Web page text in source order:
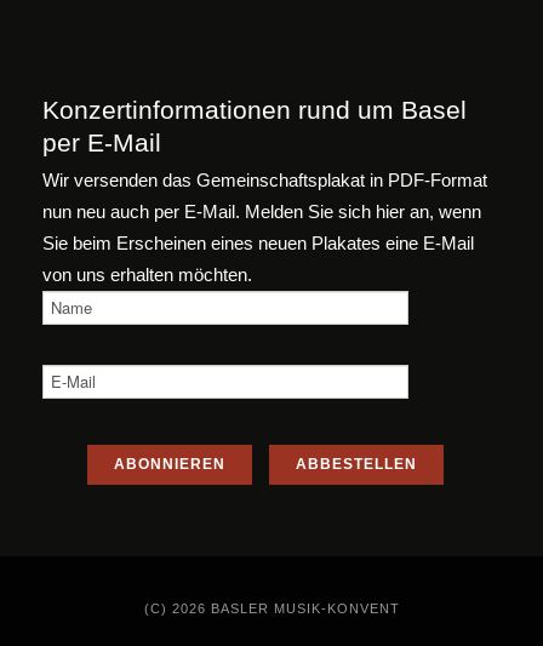
Konzertinformationen rund um Basel
per E-Mail
Wir versenden das Gemeinschaftsplakat in PDF-Format
nun neu auch per E-Mail. Melden Sie sich hier an, wenn
Sie beim Erscheinen eines neuen Plakates eine E-Mail
von uns erhalten möchten.
(C) 2026 BASLER MUSIK-KONVENT